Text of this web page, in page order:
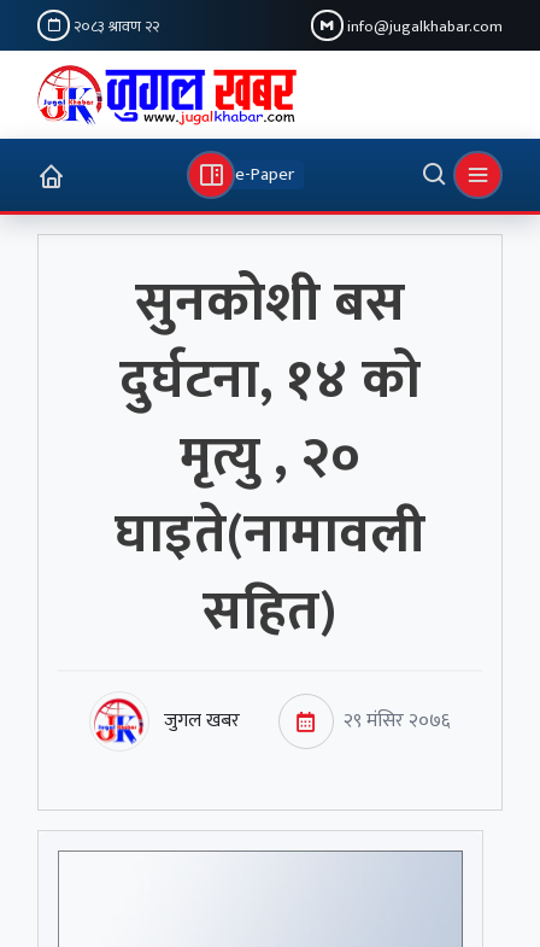
२०८३ श्रावण २२ info@jugalkhabar.com
e-Paper
सुनकोशी बस
दुर्घटना, १४ को
मृत्यु , २०
घाइते(नामावली
सहित)
जुगल खबर २९ मंसिर २०७६